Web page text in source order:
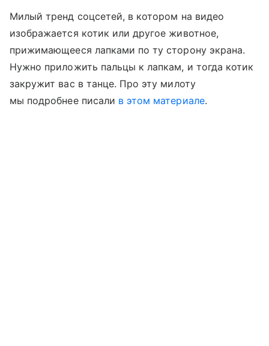
Милый тренд соцсетей, в котором на видео
изображается котик или другое животное,
прижимающееся лапками по ту сторону экрана.
Нужно приложить пальцы к лапкам, и тогда котик
закружит вас в танце. Про эту милоту
мы подробнее писали в этом материале.